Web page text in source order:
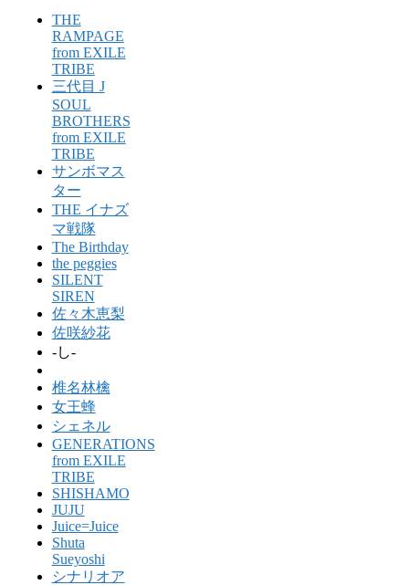
THE
RAMPAGE
from EXILE
TRIBE
三代目 J
SOUL
BROTHERS
from EXILE
TRIBE
サンボマス
ター
THE イナズ
マ戦隊
The Birthday
the peggies
SILENT
SIREN
佐々木恵梨
佐咲紗花
-し-
椎名林檎
女王蜂
シェネル
GENERATIONS
from EXILE
TRIBE
SHISHAMO
JUJU
Juice=Juice
Shuta
Sueyoshi
シナリオア